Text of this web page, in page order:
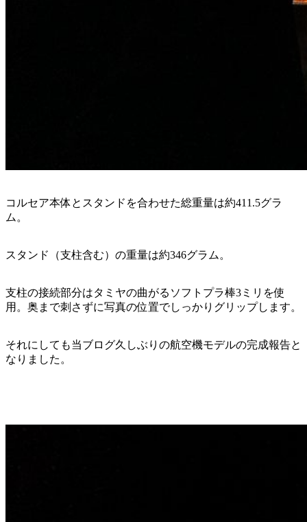
コルセア本体とスタンドを合わせた総重量は約411.5グラ
ム。
スタンド（支柱含む）の重量は約346グラム。
支柱の接続部分はタミヤの曲がるソフトプラ棒3ミリを使
用。奥まで刺さずに写真の位置でしっかりグリップします。
それにしても当ブログ久しぶりの航空機モデルの完成報告と
なりました。